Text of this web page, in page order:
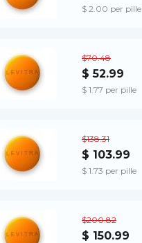
$ 2.00 per pille
$70.48
$ 52.99
$ 1.77 per pille
$138.31
$ 103.99
$ 1.73 per pille
$200.82
$ 150.99